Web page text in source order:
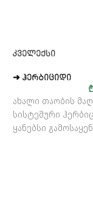
ᲙᲕᲔᲚᲔᲥᲡᲘ
➜ ᲰᲔᲠᲑᲘᲪᲘᲓᲘ
ახალი თაობის
სისტემური
ყანებსი